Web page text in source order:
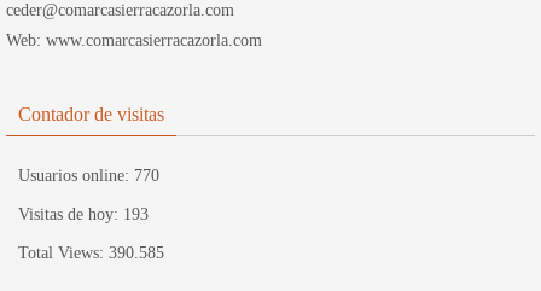
ceder@comarcasierracazorla.com
Web: www.comarcasierracazorla.com
Contador de visitas
Usuarios online: 770
Visitas de hoy: 193
Total Views: 390.585